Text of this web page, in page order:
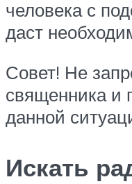
человека с
даст
Совет! Не
священника и
данной
Искать